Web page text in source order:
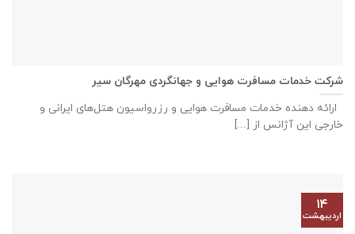
شرکت خدمات مسافرت هوایی و جهانگردی مهرگان سیر
ارائه دهنده خدمات مسافرت هوایی و رزرواسیون هتل‌های ایرانی و
خارجی این آژانس از [...]
۱۴
اردیبهشت